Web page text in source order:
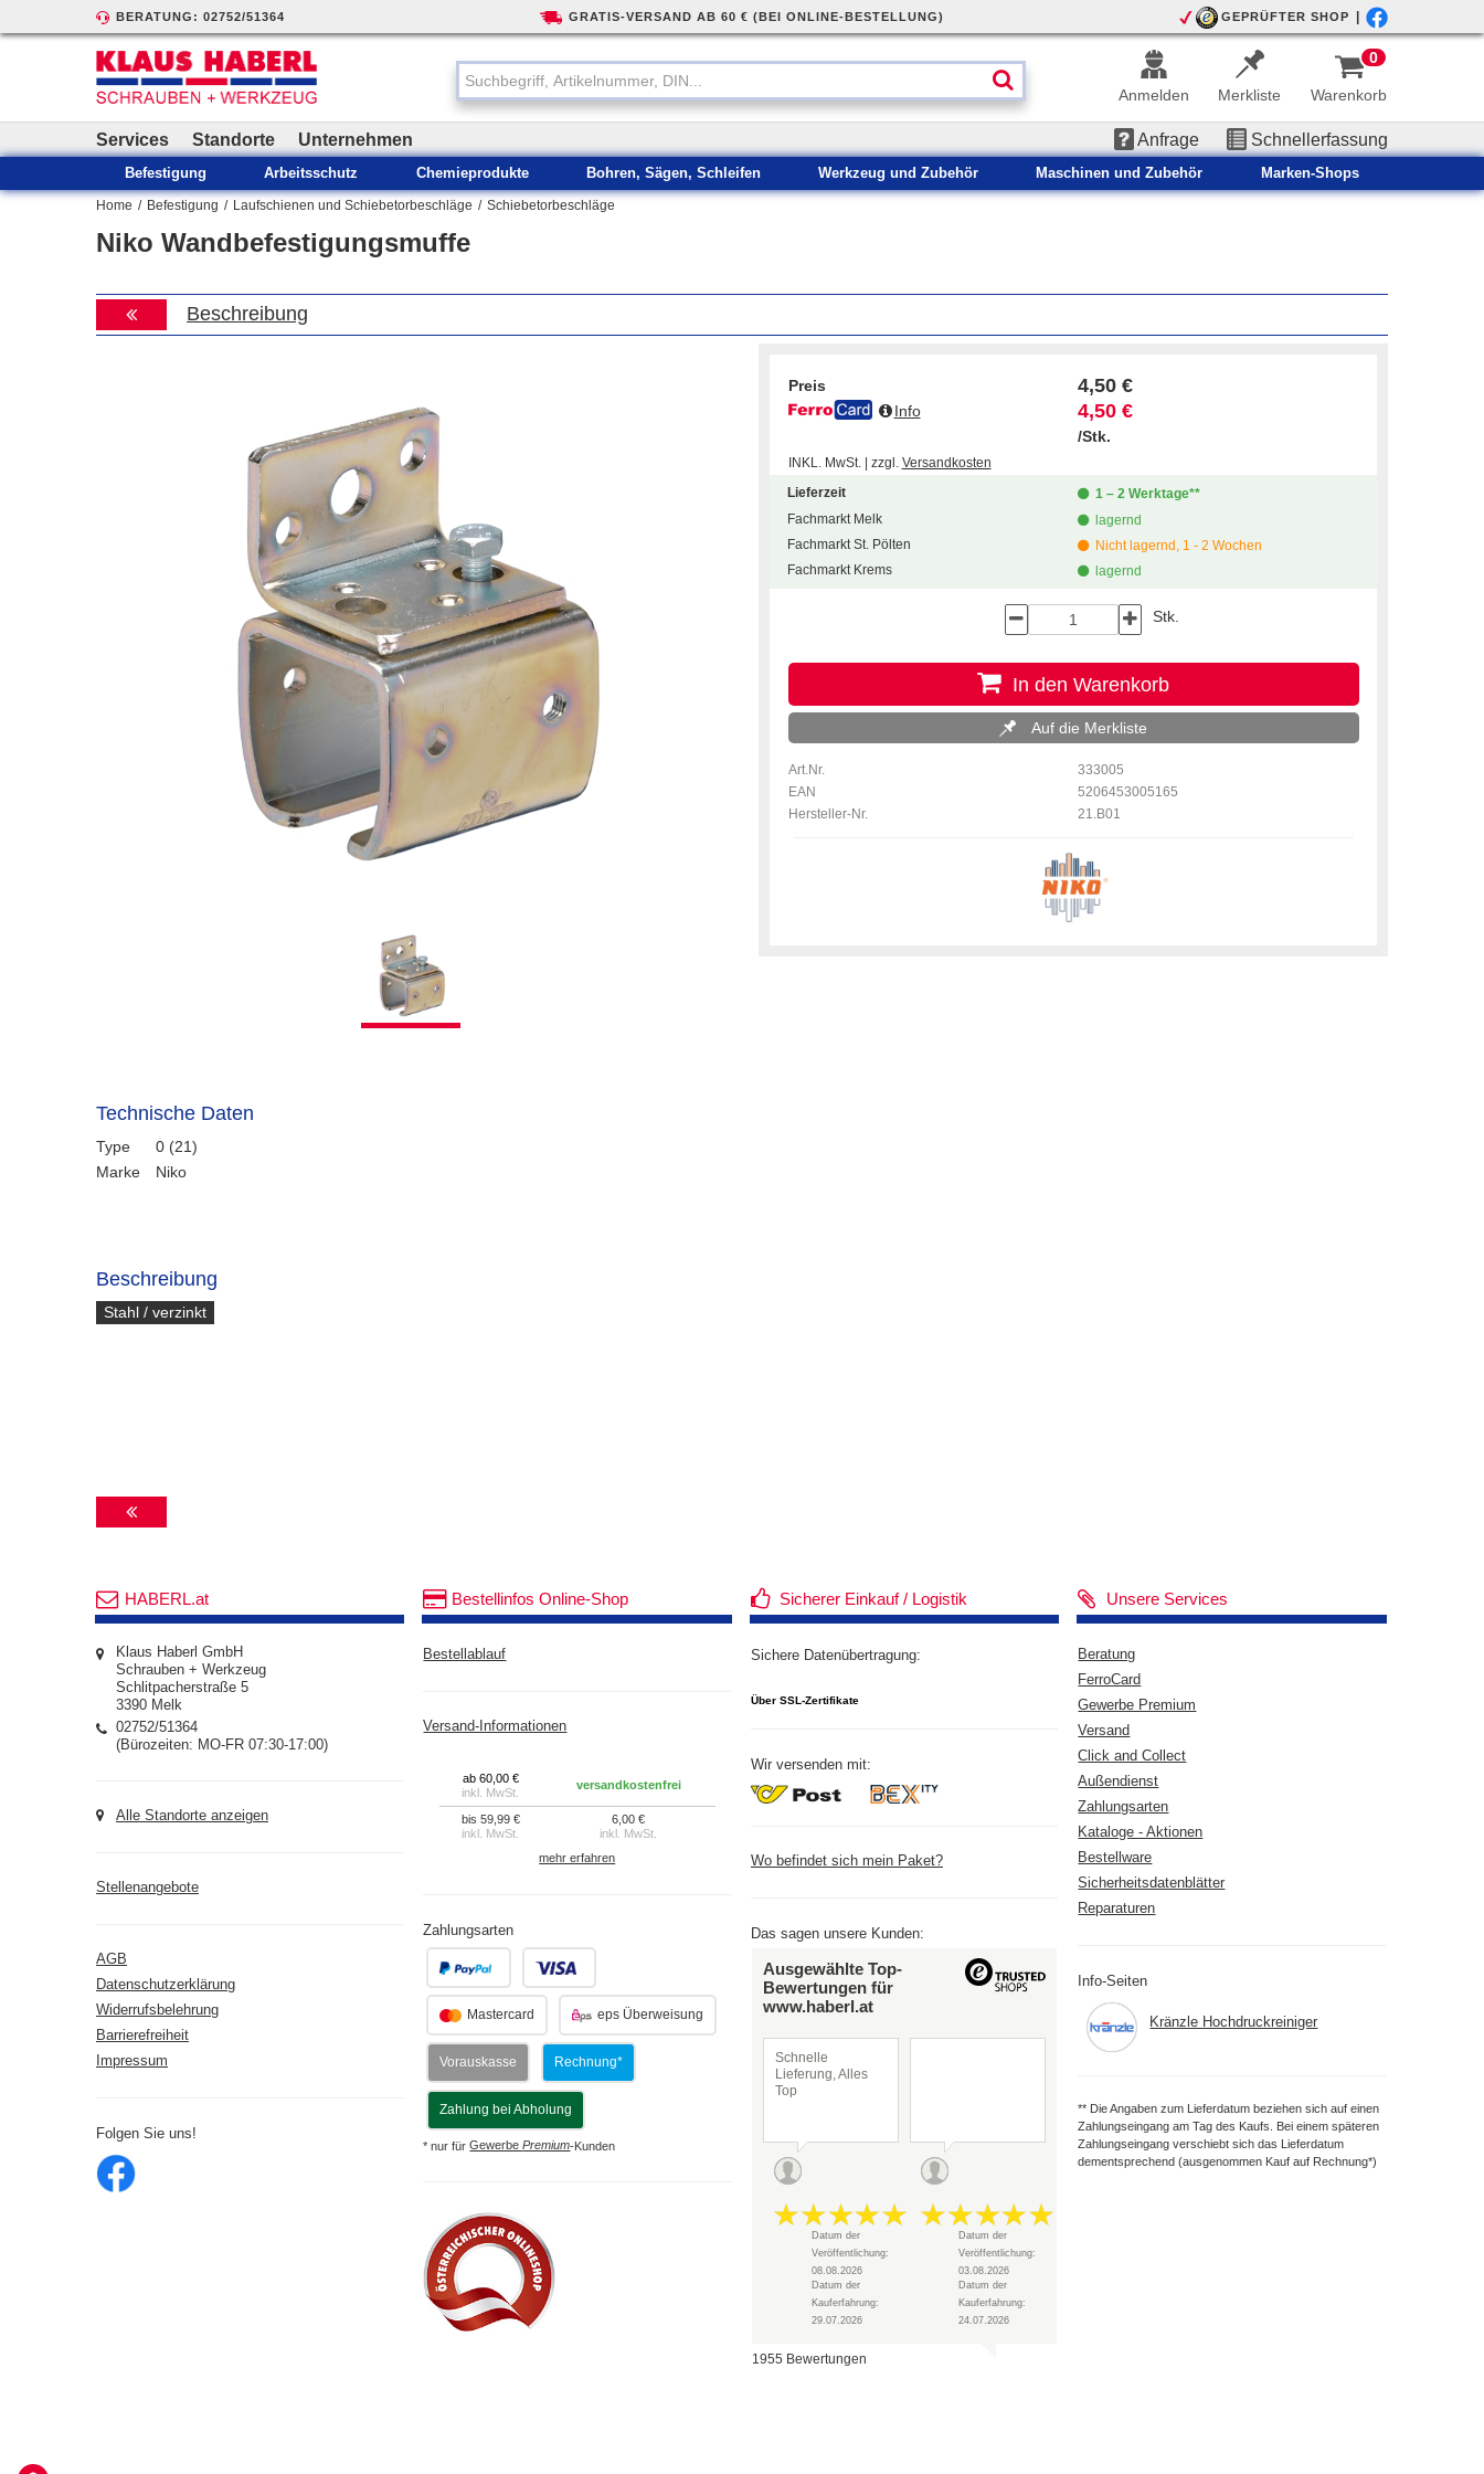
BERATUNG: 02752/51364 GRATIS-VERSAND AB 60 € (BEI ONLINE-BESTELLUNG) GEPRÜFTER SHOP
Anmelden Merkliste Warenkorb
0
Services Standorte Unternehmen Anfrage Schnellerfassung
Befestigung Arbeitsschutz Chemieprodukte Bohren, Sägen, Schleifen Werkzeug und Zubehör Maschinen und Zubehör Marken-Shops
Home / Befestigung / Laufschienen und Schiebetorbeschläge / Schiebetorbeschläge
Niko Wandbefestigungsmuffe
Beschreibung
Preis 4,50 €
Info 4,50 €
/Stk.
INKL. MwSt. | zzgl. Versandkosten
Lieferzeit
1 – 2 Werktage**
Fachmarkt Melk
lagernd
Fachmarkt St. Pölten
Nicht lagernd, 1 - 2 Wochen
Fachmarkt Krems
lagernd
Stk.
In den Warenkorb
Auf die Merkliste
Art.Nr.
333005
EAN
5206453005165
Hersteller-Nr.
21.B01
Technische Daten
Type
Marke
0 (21)
Niko
Beschreibung
Stahl / verzinkt
HABERL.at
Klaus Haberl GmbH
Schrauben + Werkzeug
Schlitpacherstraße 5
3390 Melk
02752/51364
(Bürozeiten: MO-FR 07:30-17:00)
Alle Standorte anzeigen
Stellenangebote
AGB
Datenschutzerklärung
Widerrufsbelehrung
Barrierefreiheit
Impressum
Folgen Sie uns!
Bestellinfos Online-Shop
Bestellablauf
Versand-Informationen
ab 60,00 €
inkl. MwSt.
versandkostenfrei
bis 59,99 €
inkl. MwSt.
6,00 €
inkl. MwSt.
mehr erfahren
Zahlungsarten
Mastercard eps Überweisung
Vorauskasse Rechnung*
Zahlung bei Abholung
* nur fürGewerbePremium-Kunden
Sicherer Einkauf / Logistik
Sichere Datenübertragung:
Über SSL-Zertifikate
Wir versenden mit:
Wo befindet sich mein Paket?
Das sagen unsere Kunden:
Ausgewählte Top-
Bewertungen für
www.haberl.at
Schnelle
Lieferung, Alles
Top
Datum der
Veröffentlichung:
08.08.2026
Datum der
Kauferfahrung:
29.07.2026
Datum der
Veröffentlichung:
03.08.2026
Datum der
Kauferfahrung:
24.07.2026
1955 Bewertungen
Unsere Services
Beratung
FerroCard
Gewerbe Premium
Versand
Click and Collect
Außendienst
Zahlungsarten
Kataloge - Aktionen
Bestellware
Sicherheitsdatenblätter
Reparaturen
Info-Seiten
Kränzle Hochdruckreiniger
** Die Angaben zum Lieferdatum beziehen sich auf einen
Zahlungseingang am Tag des Kaufs. Bei einem späteren
Zahlungseingang verschiebt sich das Lieferdatum
dementsprechend (ausgenommen Kauf auf Rechnung*)